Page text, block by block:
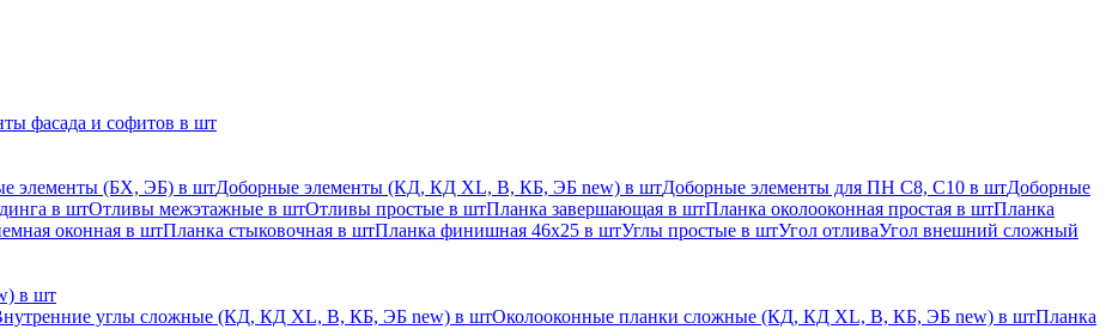
фасада и софитов в шт
элементы (БХ, ЭБ) в штДоборные элементы (КД, КД XL, В, КБ, ЭБ new) в штДоборные элементы для ПН С8, С10 в штДоборные
в штОтливы межэтажные в штОтливы простые в штПланка завершающая в штПланка околооконная простая в штПланка
оконная в штПланка стыковочная в штПланка финишная 46х25 в штУглы простые в штУгол отливаУгол внешний сложный
в шт
углы сложные (КД, КД XL, В, КБ, ЭБ new) в штОколооконные планки сложные (КД, КД XL, В, КБ, ЭБ new) в штПланка